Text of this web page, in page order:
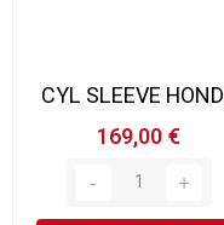
CYL SLEEVE
169,00 €